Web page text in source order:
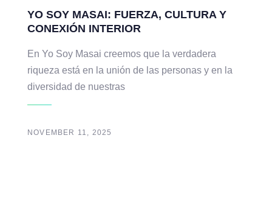
YO SOY MASAI: FUERZA, CULTURA Y
CONEXIÓN INTERIOR
En Yo Soy Masai creemos que la verdadera
riqueza está en la unión de las personas y en la
diversidad de nuestras
NOVEMBER 11, 2025